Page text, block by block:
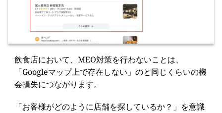
飲食店において、MEO対策を行わないことは、
「Googleマップ上で存在しない」のと同じくらいの機
会損失につながります。
「お客様がどのように店舗を探しているか？」を意識